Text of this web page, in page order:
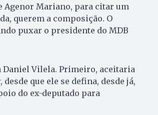
Agenor Mariano, para citar um
querem a composição. O
puxar o presidente do MDB
Daniel Vilela. Primeiro, aceitaria
que ele se defina, desde já,
do ex-deputado para